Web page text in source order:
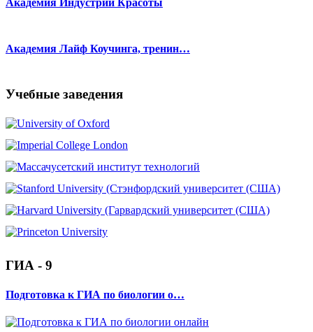
Академия Индустрии Красоты
Академия Лайф Коучинга, тренин…
Учебные заведения
ГИА - 9
Подготовка к ГИА по биологии о…